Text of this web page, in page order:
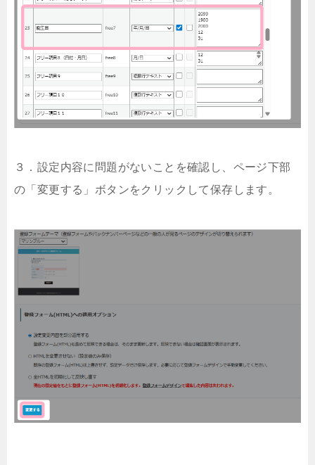
３．設定内容に問題がないことを確認し、ページ下部
の「変更する」ボタンをクリックして保存します。